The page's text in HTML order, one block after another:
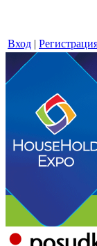
Вход |